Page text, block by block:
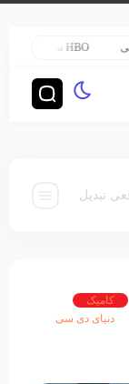
HBO سنت قدیمی خود را برای پخش سریال هری پاتر تغییر داد
تبدیل
کامیک
دنیای دی سی